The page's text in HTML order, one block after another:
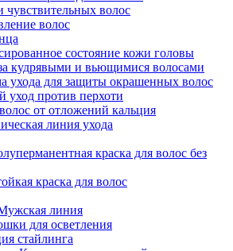
волос
волос
состояние кожи головы
кудрявыми и вьющимися волосами
ухода для защиты окрашенных волос
уход против перхоти
от отложений кальция
линия ухода
краска для волос без
краска для волос
линия
для осветления
стайлинга